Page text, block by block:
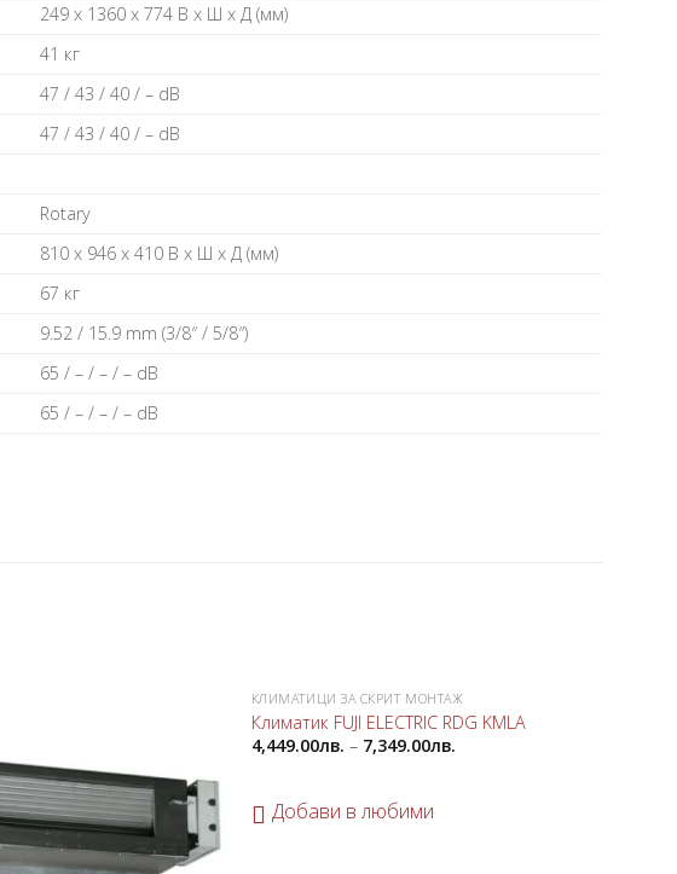
249 x 1360 x 774 В x Ш x Д (мм)
41 кг
47 / 43 / 40 / – dB
47 / 43 / 40 / – dB
Rotary
810 x 946 x 410 В x Ш x Д (мм)
67 кг
9.52 / 15.9 mm (3/8″ / 5/8″)
65 / – / – / – dB
65 / – / – / – dB
КЛИМАТИЦИ ЗА СКРИТ МОНТАЖ
Климатик FUJI ELECTRIC RDG KMLA
4,449.00лв. – 7,349.00лв.
Добави в любими